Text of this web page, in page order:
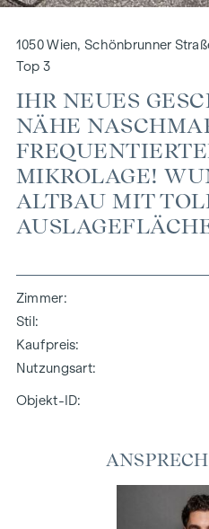
1050 Wien, Schönbrunner
Top 3
IHR NEUES
NÄHE
MIKROLAGE!
ALTBAU MIT
Zimmer
Stil
Kaufpreis
Nutzungsart
Objekt-ID: